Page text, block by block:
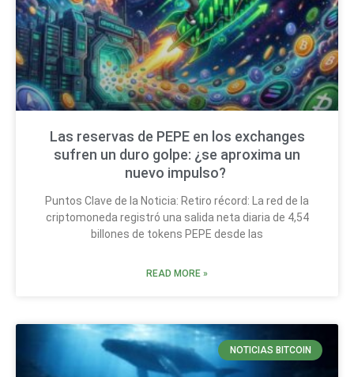
Las reservas de PEPE en los exchanges
sufren un duro golpe: ¿se aproxima un
nuevo impulso?
Puntos Clave de la Noticia: Retiro récord: La red de la
criptomoneda registró una salida neta diaria de 4,54
billones de tokens PEPE desde las
READ MORE »
NOTICIAS BITCOIN